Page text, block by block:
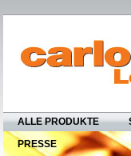
ALLE PRODUKTE
PRESSE